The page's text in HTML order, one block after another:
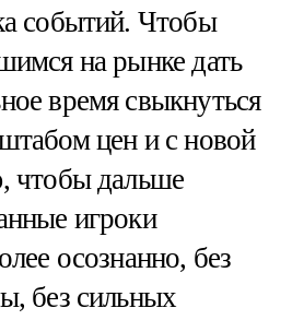
событий. Чтобы
на рынке дать
время свыкнуться
цен и с новой
чтобы дальше
игроки
осознанно, без
без сильных